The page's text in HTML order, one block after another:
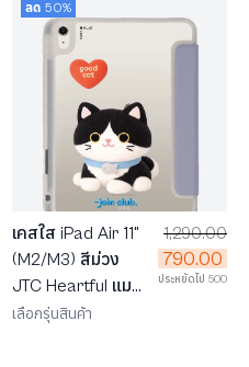
ลด 50%
เคสใส iPad Air 11"
(M2/M3) สีม่วง
JTC Heartful แมว
ทักซิโด้
1,290.00
790.00
ประหยัดไป 500
เลือกรุ่นสินค้า